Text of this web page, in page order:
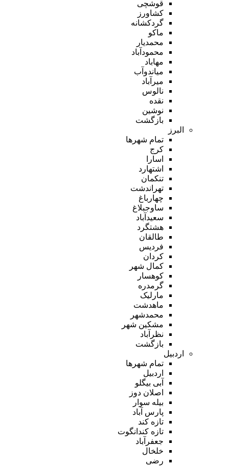
قوشچی
کشاورز
گردکشانه
ماکو
محمدیار
محمودآباد
مهاباد
میاندوآب
میرآباد
نالوس
نقده
نوشین
بازگشت
البرز
تمام شهر‌ها
کرج
اسارا
اشتهارد
تنکمان
تهراندشت
چهارباغ
ساوجبلاغ
سعیدآباد
هشتگرد
طالقان
فردیس
کردان
کمال شهر
کوهسار
گرمدره
مارلیک
ماهدشت
محمدشهر
مشکین شهر
نظرآباد
بازگشت
اردبیل
تمام شهر‌ها
اردبیل
آبی بیگلو
اصلان دوز
بیله سوار
پارس آباد
تازه کند
تازه کندانگوت
جعفرآباد
خلخال
رضی